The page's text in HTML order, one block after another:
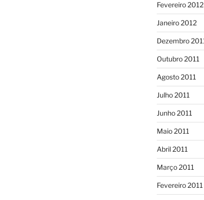
Fevereiro 2012
Janeiro 2012
Dezembro
Outubro 2011
Agosto 2011
Julho 2011
Junho 2011
Maio 2011
Abril 2011
Março 2011
Fevereiro 2011